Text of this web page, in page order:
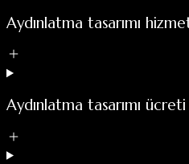
Aydınlatma tasarımı
Aydınlatma tasarımı